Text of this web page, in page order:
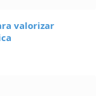
valorizar